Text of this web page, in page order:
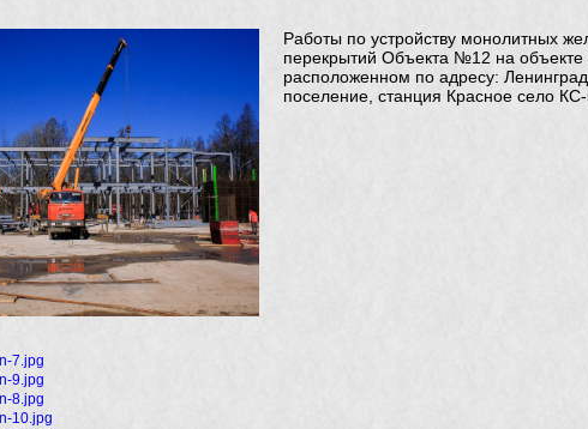
Работы по устройству монолитных
перекрытий Объекта №12 на объекте
расположенном по адресу:
поселение, станция Красное село